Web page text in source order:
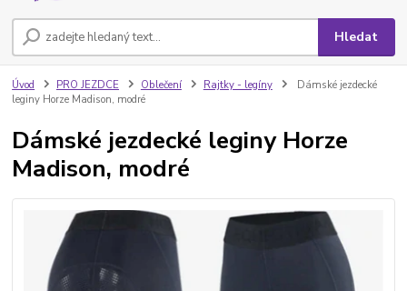
Hledat
Úvod PRO JEZDCE Oblečení Rajtky - legíny
Dámské jezdecké
leginy Horze Madison, modré
Dámské jezdecké leginy Horze
Madison, modré